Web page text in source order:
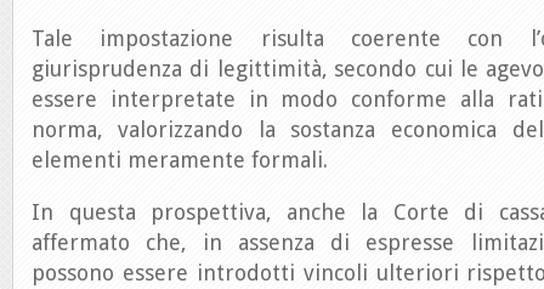
Tale impostazione risulta coerente con
giurisprudenza di legittimità, secondo cui le
essere interpretate in modo conforme alla
norma, valorizzando la sostanza economica
elementi meramente formali.
In questa prospettiva, anche la Corte di
affermato che, in assenza di espresse
possono essere introdotti vincoli ulteriori